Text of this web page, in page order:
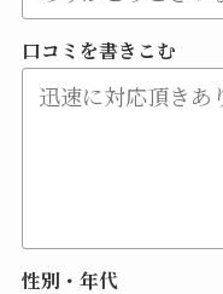
口コミを書きこむ
性別・年代